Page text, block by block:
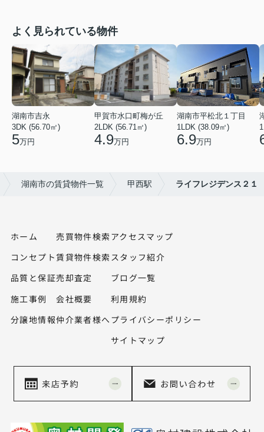
よく見られている物件
湖南市吉永
3DK (56.70㎡)
5万円
甲賀市水口町梅が丘
2LDK (56.71㎡)
4.9万円
湖南市平松北１丁目
1LDK (38.09㎡)
6.9万円
湖南市の賃貸物件一覧 甲西駅 ライフレジデンス２１
ホーム
コンセプト
品質と保証
施工事例
分譲地情報
売買物件検索
賃貸物件検索
売却査定
会社概要
仲介業者様へ
アクセスマップ
スタッフ紹介
ブログ一覧
利用規約
プライバシーポリシー
サイトマップ